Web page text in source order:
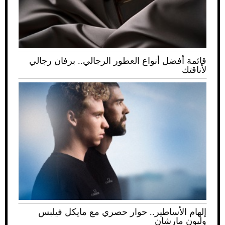
قائمة أفضل أنواع العطور الرجالي.. برفان رجالي
لأناقتك
إلهام الأساطير.. حوار حصري مع مايكل فيلبس
وليون مارشان